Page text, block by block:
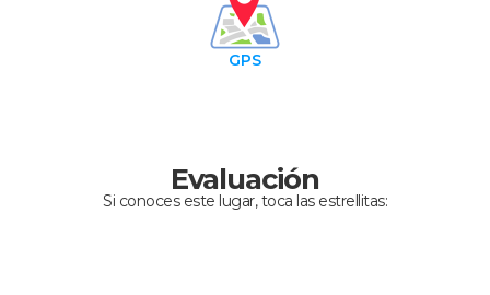
GPS
Evaluación
Si conoces este lugar, toca las estrellitas: